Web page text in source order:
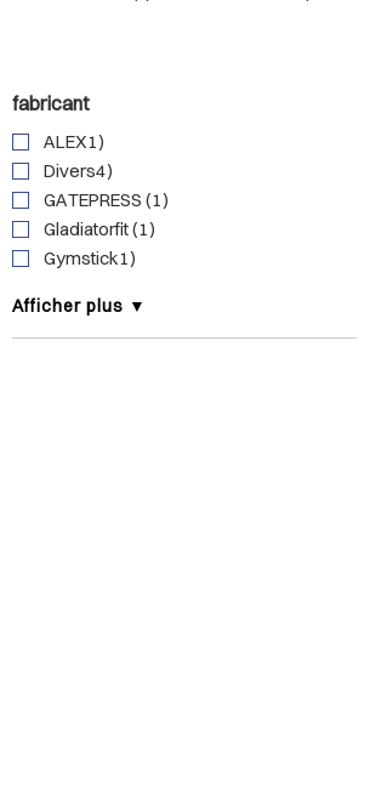
fabricant
ALEX1)
Divers4)
GATEPRESS (1)
Gladiatorfit (1)
Gymstick1)
Afficher plus ▼